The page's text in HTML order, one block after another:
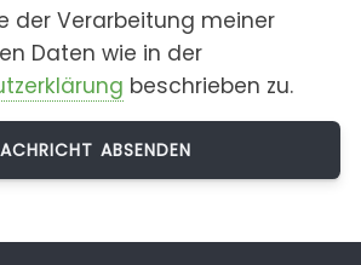
der Verarbeitung meiner
Daten wie in der
beschrieben zu.